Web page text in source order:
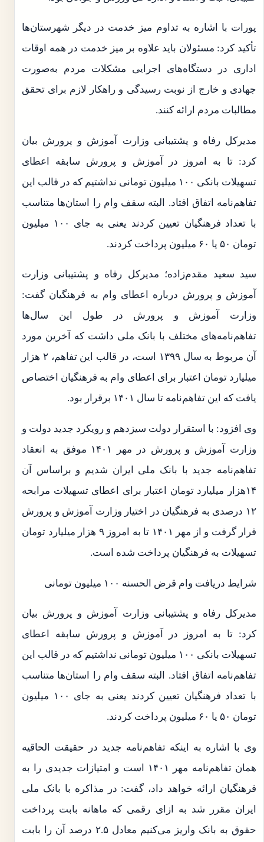
پورات با اشاره به تداوم میز خدمت در دیگر شهرستان‌ها
تأکید کرد: مسئولان باید علاوه بر میز خدمت در همه اوقات
اداری در دستگاه‌های اجرایی مشکلات مردم به‌صورت
جهادی و خارج از نوبت رسیدگی و راهکار لازم برای تحقق
مطالبات مردم ارائه کنند.
مدیرکل رفاه و پشتیبانی وزارت آموزش و پرورش بیان
کرد: تا به امروز در آموزش و پرورش سابقه اعطای
تسهیلات بانکی ۱۰۰ میلیون تومانی نداشتیم که در قالب این
تفاهم‌نامه اتفاق افتاد. البته سقف وام را استان‌ها متناسب
با تعداد فرهنگیان تعیین کردند یعنی به جای ۱۰۰ میلیون
تومان ۵۰ یا ۶۰ میلیون پرداخت کردند.
سید سعید مقدم‌زاده؛ مدیرکل رفاه و پشتیبانی وزارت
آموزش و پرورش درباره اعطای وام به فرهنگیان گفت:
وزارت آموزش و پرورش در طول این سال‌ها
تفاهم‌نامه‌های مختلف با بانک ملی داشت که آخرین مورد
آن مربوط به سال ۱۳۹۹ است، در قالب این تفاهم، ۲ هزار
میلیارد تومان اعتبار برای اعطای وام به فرهنگیان اختصاص
یافت که این تفاهم‌نامه تا سال ۱۴۰۱ برقرار بود.
وی افزود: با استقرار دولت سیزدهم و رویکرد جدید دولت و
وزارت آموزش و پرورش در مهر ۱۴۰۱ موفق به انعقاد
تفاهم‌نامه جدید با بانک ملی ایران شدیم و براساس آن
۱۴هزار میلیارد تومان اعتبار برای اعطای تسهیلات مرابحه
۱۲ درصدی به فرهنگیان در اختیار وزارت آموزش و پرورش
قرار گرفت و از مهر ۱۴۰۱ تا به امروز ۹ هزار میلیارد تومان
تسهیلات به فرهنگیان پرداخت شده است.
شرایط دریافت وام قرض الحسنه ۱۰۰ میلیون تومانی
مدیرکل رفاه و پشتیبانی وزارت آموزش و پرورش بیان
کرد: تا به امروز در آموزش و پرورش سابقه اعطای
تسهیلات بانکی ۱۰۰ میلیون تومانی نداشتیم که در قالب این
تفاهم‌نامه اتفاق افتاد. البته سقف وام را استان‌ها متناسب
با تعداد فرهنگیان تعیین کردند یعنی به جای ۱۰۰ میلیون
تومان ۵۰ یا ۶۰ میلیون پرداخت کردند.
وی با اشاره به اینکه تفاهم‌نامه جدید در حقیقت الحاقیه
همان تفاهم‌نامه مهر ۱۴۰۱ است و امتیازات جدیدی را به
فرهنگیان ارائه خواهد داد، گفت: در مذاکره با بانک ملی
ایران مقرر شد به ازای رقمی که ماهانه بابت پرداخت
حقوق به بانک واریز می‌کنیم معادل ۲.۵ درصد آن را بابت